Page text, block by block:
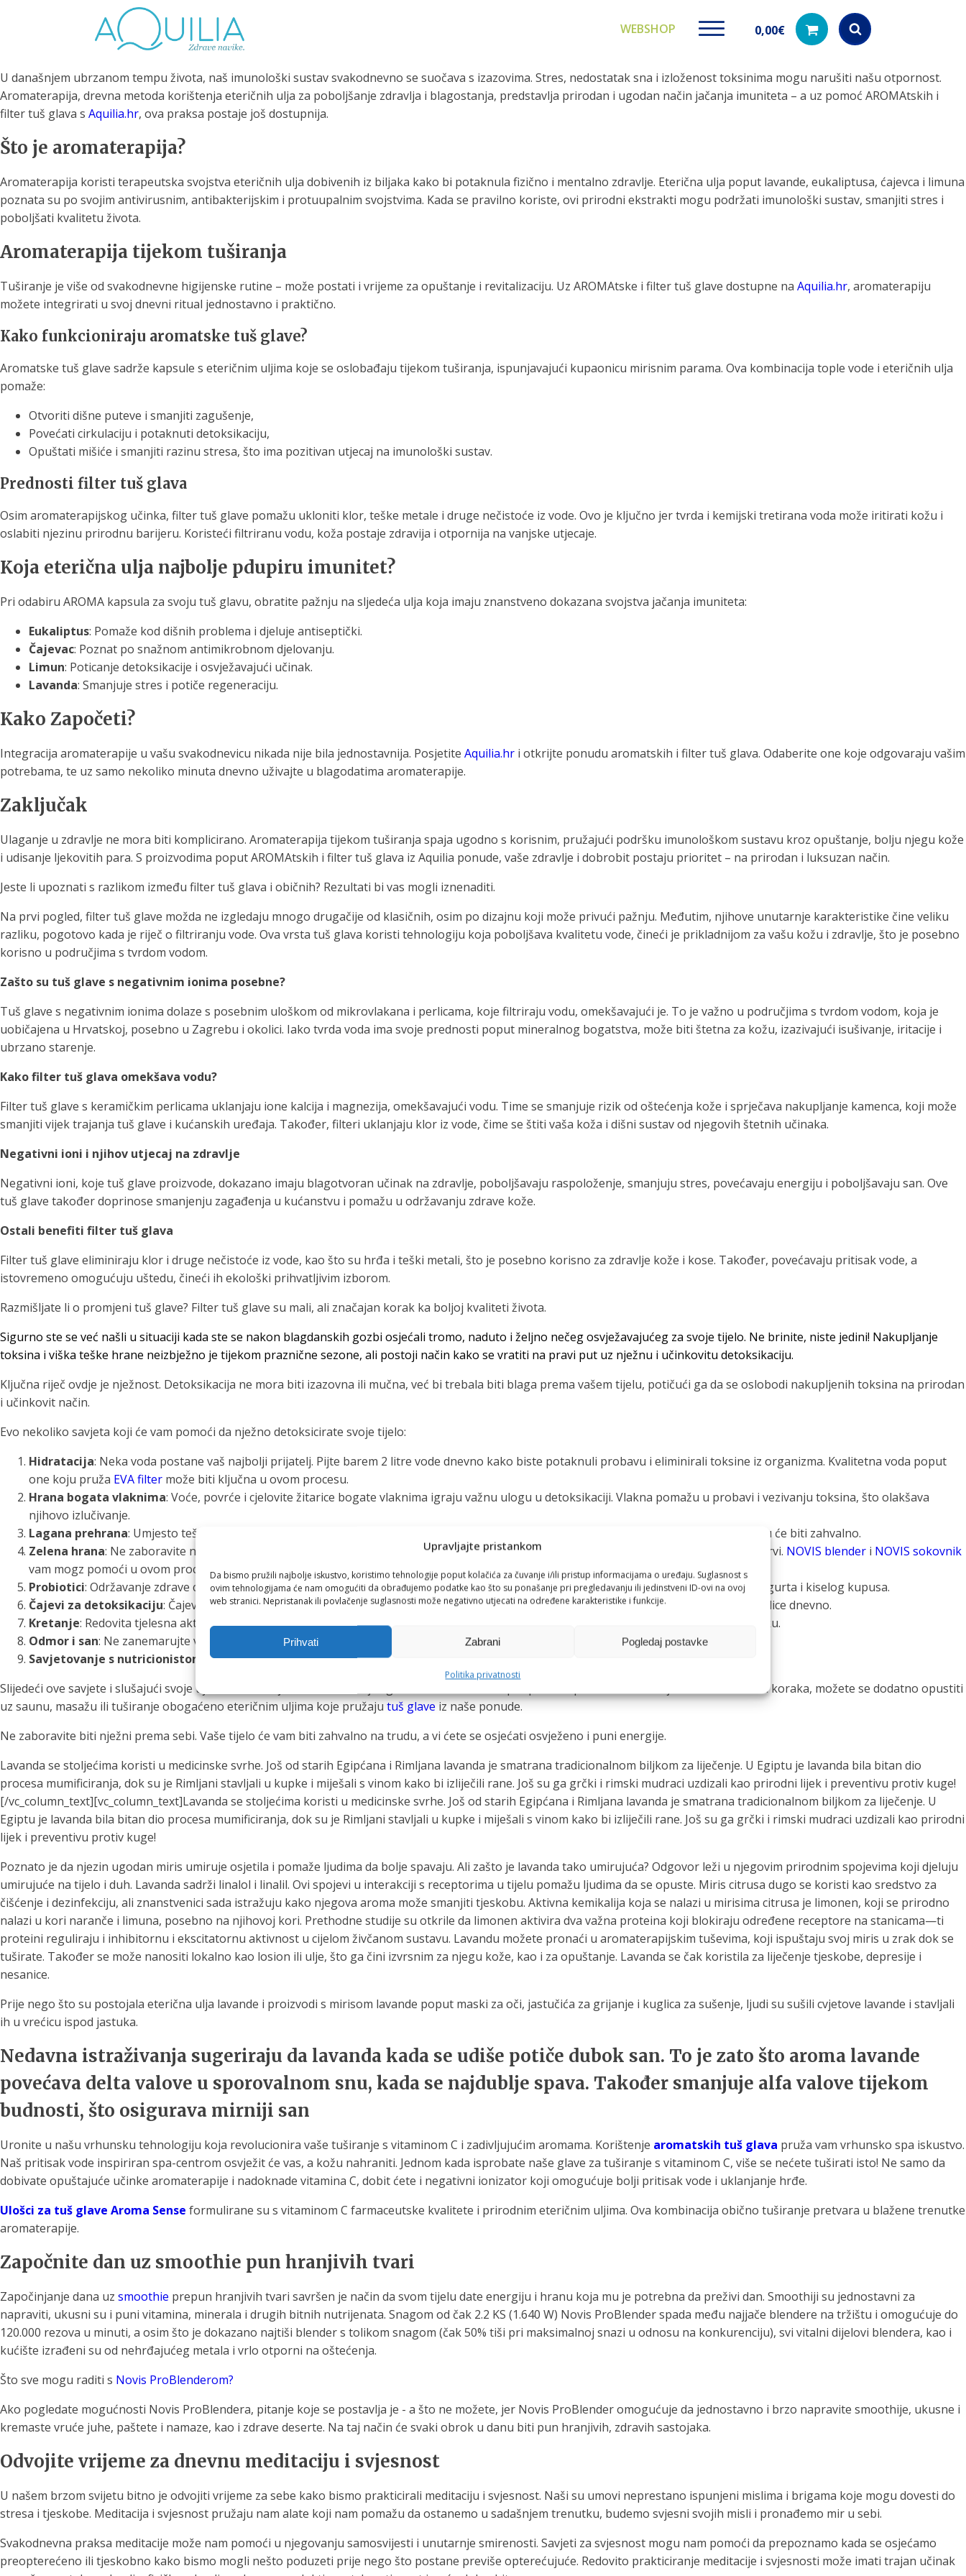
Upravljajte pristankom
Da bismo pružili najbolje iskustvo, koristimo tehnologije poput kolačića za čuvanje i/ili pristup informacijama o uređaju. Suglasnost s
ovim tehnologijama će nam omogućiti da obrađujemo podatke kao što su ponašanje pri pregledavanju ili jedinstveni ID-ovi na ovoj
web stranici. Nepristanak ili povlačenje suglasnosti može negativno utjecati na određene karakteristike i funkcije.
Prihvati Zabrani Pogledaj postavke
Politika privatnosti
WEBSHOP 0,00€
Products
search
U današnjem ubrzanom tempu života, naš imunološki sustav svakodnevno se suočava s izazovima. Stres, nedostatak sna i izloženost toksinima mogu narušiti našu otpornost.
Aromaterapija, drevna metoda korištenja eteričnih ulja za poboljšanje zdravlja i blagostanja, predstavlja prirodan i ugodan način jačanja imuniteta – a uz pomoć AROMAtskih i
filter tuš glava s Aquilia.hr, ova praksa postaje još dostupnija.
Što je aromaterapija?
Aromaterapija koristi terapeutska svojstva eteričnih ulja dobivenih iz biljaka kako bi potaknula fizično i mentalno zdravlje. Eterična ulja poput lavande, eukaliptusa, ćajevca i limuna
poznata su po svojim antivirusnim, antibakterijskim i protuupalnim svojstvima. Kada se pravilno koriste, ovi prirodni ekstrakti mogu podržati imunološki sustav, smanjiti stres i
poboljšati kvalitetu života.
Aromaterapija tijekom tuširanja
Tuširanje je više od svakodnevne higijenske rutine – može postati i vrijeme za opuštanje i revitalizaciju. Uz AROMAtske i filter tuš glave dostupne na Aquilia.hr, aromaterapiju
možete integrirati u svoj dnevni ritual jednostavno i praktično.
Kako funkcioniraju aromatske tuš glave?
Aromatske tuš glave sadrže kapsule s eteričnim uljima koje se oslobađaju tijekom tuširanja, ispunjavajući kupaonicu mirisnim parama. Ova kombinacija tople vode i eteričnih ulja
pomaže:
Otvoriti dišne puteve i smanjiti zagušenje,
Povećati cirkulaciju i potaknuti detoksikaciju,
Opuštati mišiće i smanjiti razinu stresa, što ima pozitivan utjecaj na imunološki sustav.
Prednosti filter tuš glava
Osim aromaterapijskog učinka, filter tuš glave pomažu ukloniti klor, teške metale i druge nečistoće iz vode. Ovo je ključno jer tvrda i kemijski tretirana voda može iritirati kožu i
oslabiti njezinu prirodnu barijeru. Koristeći filtriranu vodu, koža postaje zdravija i otpornija na vanjske utjecaje.
Koja eterična ulja najbolje pdupiru imunitet?
Pri odabiru AROMA kapsula za svoju tuš glavu, obratite pažnju na sljedeća ulja koja imaju znanstveno dokazana svojstva jačanja imuniteta:
Eukaliptus: Pomaže kod dišnih problema i djeluje antiseptički.
Čajevac: Poznat po snažnom antimikrobnom djelovanju.
Limun: Poticanje detoksikacije i osvježavajući učinak.
Lavanda: Smanjuje stres i potiče regeneraciju.
Kako Započeti?
Integracija aromaterapije u vašu svakodnevicu nikada nije bila jednostavnija. Posjetite Aquilia.hr i otkrijte ponudu aromatskih i filter tuš glava. Odaberite one koje odgovaraju vašim
potrebama, te uz samo nekoliko minuta dnevno uživajte u blagodatima aromaterapije.
Zaključak
Ulaganje u zdravlje ne mora biti komplicirano. Aromaterapija tijekom tuširanja spaja ugodno s korisnim, pružajući podršku imunološkom sustavu kroz opuštanje, bolju njegu kože
i udisanje ljekovitih para. S proizvodima poput AROMAtskih i filter tuš glava iz Aquilia ponude, vaše zdravlje i dobrobit postaju prioritet – na prirodan i luksuzan način.
Jeste li upoznati s razlikom između filter tuš glava i običnih? Rezultati bi vas mogli iznenaditi.
Na prvi pogled, filter tuš glave možda ne izgledaju mnogo drugačije od klasičnih, osim po dizajnu koji može privući pažnju. Međutim, njihove unutarnje karakteristike čine veliku
razliku, pogotovo kada je riječ o filtriranju vode. Ova vrsta tuš glava koristi tehnologiju koja poboljšava kvalitetu vode, čineći je prikladnijom za vašu kožu i zdravlje, što je posebno
korisno u područjima s tvrdom vodom.
Zašto su tuš glave s negativnim ionima posebne?
Tuš glave s negativnim ionima dolaze s posebnim uloškom od mikrovlakana i perlicama, koje filtriraju vodu, omekšavajući je. To je važno u područjima s tvrdom vodom, koja je
uobičajena u Hrvatskoj, posebno u Zagrebu i okolici. Iako tvrda voda ima svoje prednosti poput mineralnog bogatstva, može biti štetna za kožu, izazivajući isušivanje, iritacije i
ubrzano starenje.
Kako filter tuš glava omekšava vodu?
Filter tuš glave s keramičkim perlicama uklanjaju ione kalcija i magnezija, omekšavajući vodu. Time se smanjuje rizik od oštećenja kože i sprječava nakupljanje kamenca, koji može
smanjiti vijek trajanja tuš glave i kućanskih uređaja. Također, filteri uklanjaju klor iz vode, čime se štiti vaša koža i dišni sustav od njegovih štetnih učinaka.
Negativni ioni i njihov utjecaj na zdravlje
Negativni ioni, koje tuš glave proizvode, dokazano imaju blagotvoran učinak na zdravlje, poboljšavaju raspoloženje, smanjuju stres, povećavaju energiju i poboljšavaju san. Ove
tuš glave također doprinose smanjenju zagađenja u kućanstvu i pomažu u održavanju zdrave kože.
Ostali benefiti filter tuš glava
Filter tuš glave eliminiraju klor i druge nečistoće iz vode, kao što su hrđa i teški metali, što je posebno korisno za zdravlje kože i kose. Također, povećavaju pritisak vode, a
istovremeno omogućuju uštedu, čineći ih ekološki prihvatljivim izborom.
Razmišljate li o promjeni tuš glave? Filter tuš glave su mali, ali značajan korak ka boljoj kvaliteti života.
Sigurno ste se već našli u situaciji kada ste se nakon blagdanskih gozbi osjećali tromo, naduto i željno nečeg osvježavajućeg za svoje tijelo. Ne brinite, niste jedini! Nakupljanje
toksina i viška teške hrane neizbježno je tijekom praznične sezone, ali postoji način kako se vratiti na pravi put uz nježnu i učinkovitu detoksikaciju.
Ključna riječ ovdje je nježnost. Detoksikacija ne mora biti izazovna ili mučna, već bi trebala biti blaga prema vašem tijelu, potičući ga da se oslobodi nakupljenih toksina na prirodan
i učinkovit način.
Evo nekoliko savjeta koji će vam pomoći da nježno detoksicirate svoje tijelo:
Hidratacija: Neka voda postane vaš najbolji prijatelj. Pijte barem 2 litre vode dnevno kako biste potaknuli probavu i eliminirali toksine iz organizma. Kvalitetna voda poput
one koju pruža EVA filter može biti ključna u ovom procesu.
Hrana bogata vlaknima: Voće, povrće i cjelovite žitarice bogate vlaknima igraju važnu ulogu u detoksikaciji. Vlakna pomažu u probavi i vezivanju toksina, što olakšava
njihovo izlučivanje.
Lagana prehrana: Umjesto teške i prerađene hrane, usredotočite se na lagane obroke bogate proteinima, voćem i povrćem. Vašem tijelu će biti zahvalno.
Zelena hrana: Ne zaboravite na zelenu hranu poput brokule, kelja i špinata. Oni su bogati klorofilom, koji pomaže u detoksikaciji jetre i krvi. NOVIS blender i NOVIS sokovnik
vam mogz pomoći u ovom procesu.
Probiotici: Održavanje zdrave crijevne flore ključno je za detoksikaciju. Konzumirajte probiotičke dodatke ili fermentiranu hranu poput jogurta i kiselog kupusa.
Čajevi za detoksikaciju: Čajevi od maslačka, koprive, žafrana i nane mogu biti odlični saveznici u vašem putu detoksikacije. Pijte ih 2-3 šalice dnevno.
Kretanje: Redovita tjelesna aktivnost potiče cirkulaciju i eliminaciju toksina. Samo 30 minuta vježbanja dnevno može napraviti veliku razliku.
Odmor i san: Ne zanemarujte važnost dobrog sna. Dajte svom tijelu dovoljno vremena za regeneraciju.
Savjetovanje s nutricionistom
: Za personalizirani pristup detoksikaciji i prehrani, obratite se stručnjaku.
Slijedeći ove savjete i slušajući svoje tijelo, možete nježno očistiti svoj organizam i vratiti se na put prema optimalnom zdravlju. Osim navedenih koraka, možete se dodatno opustiti
uz saunu, masažu ili tuširanje obogaćeno eteričnim uljima koje pružajutuš glaveiz naše ponude.
Ne zaboravite biti nježni prema sebi. Vaše tijelo će vam biti zahvalno na trudu, a vi ćete se osjećati osvježeno i puni energije.
Lavanda se stoljećima koristi u medicinske svrhe. Još od starih Egipćana i Rimljana lavanda je smatrana tradicionalnom biljkom za liječenje. U Egiptu je lavanda bila bitan dio
procesa mumificiranja, dok su je Rimljani stavljali u kupke i miješali s vinom kako bi izliječili rane. Još su ga grčki i rimski mudraci uzdizali kao prirodni lijek i preventivu protiv kuge!
[/vc_column_text][vc_column_text]Lavanda se stoljećima koristi u medicinske svrhe. Još od starih Egipćana i Rimljana lavanda je smatrana tradicionalnom biljkom za liječenje. U
Egiptu je lavanda bila bitan dio procesa mumificiranja, dok su je Rimljani stavljali u kupke i miješali s vinom kako bi izliječili rane. Još su ga grčki i rimski mudraci uzdizali kao prirodni
lijek i preventivu protiv kuge!
Poznato je da njezin ugodan miris umiruje osjetila i pomaže ljudima da bolje spavaju. Ali zašto je lavanda tako umirujuća? Odgovor leži u njegovim prirodnim spojevima koji djeluju
umirujuće na tijelo i duh. Lavanda sadrži linalol i linalil. Ovi spojevi u interakciji s receptorima u tijelu pomažu ljudima da se opuste. Miris citrusa dugo se koristi kao sredstvo za
čišćenje i dezinfekciju, ali znanstvenici sada istražuju kako njegova aroma može smanjiti tjeskobu. Aktivna kemikalija koja se nalazi u mirisima citrusa je limonen, koji se prirodno
nalazi u kori naranče i limuna, posebno na njihovoj kori. Prethodne studije su otkrile da limonen aktivira dva važna proteina koji blokiraju određene receptore na stanicama—ti
proteini reguliraju i inhibitornu i ekscitatornu aktivnost u cijelom živčanom sustavu. Lavandu možete pronaći u aromaterapijskim tuševima, koji ispuštaju svoj miris u zrak dok se
tuširate. Također se može nanositi lokalno kao losion ili ulje, što ga čini izvrsnim za njegu kože, kao i za opuštanje. Lavanda se čak koristila za liječenje tjeskobe, depresije i
nesanice.
Prije nego što su postojala eterična ulja lavande i proizvodi s mirisom lavande poput maski za oči, jastučića za grijanje i kuglica za sušenje, ljudi su sušili cvjetove lavande i stavljali
ih u vrećicu ispod jastuka.
Nedavna istraživanja sugeriraju da lavanda kada se udiše potiče dubok san. To je zato što aroma lavande
povećava delta valove u sporovalnom snu, kada se najdublje spava. Također smanjuje alfa valove tijekom
budnosti, što osigurava mirniji san
Uronite u našu vrhunsku tehnologiju koja revolucionira vaše tuširanje s vitaminom C i zadivljujućim aromama. Korištenje aromatskih tuš glava pruža vam vrhunsko spa iskustvo.
Naš pritisak vode inspiriran spa-centrom osvježit će vas, a kožu nahraniti. Jednom kada isprobate naše glave za tuširanje s vitaminom C, više se nećete tuširati isto! Ne samo da
dobivate opuštajuće učinke aromaterapije i nadoknade vitamina C, dobit ćete i negativni ionizator koji omogućuje bolji pritisak vode i uklanjanje hrđe.
Ulošci za tuš glave Aroma Sense formulirane su s vitaminom C farmaceutske kvalitete i prirodnim eteričnim uljima. Ova kombinacija obično tuširanje pretvara u blažene trenutke
aromaterapije.
Započnite dan uz smoothie pun hranjivih tvari
Započinjanje dana uz smoothie prepun hranjivih tvari savršen je način da svom tijelu date energiju i hranu koja mu je potrebna da preživi dan. Smoothiji su jednostavni za
napraviti, ukusni su i puni vitamina, minerala i drugih bitnih nutrijenata. Snagom od čak 2.2 KS (1.640 W) Novis ProBlender spada među najjače blendere na tržištu i omogućuje do
120.000 rezova u minuti, a osim što je dokazano najtiši blender s tolikom snagom (čak 50% tiši pri maksimalnoj snazi u odnosu na konkurenciju), svi vitalni dijelovi blendera, kao i
kućište izrađeni su od nehrđajućeg metala i vrlo otporni na oštećenja.
Što sve mogu raditi s Novis ProBlenderom?
Ako pogledate mogućnosti Novis ProBlendera, pitanje koje se postavlja je - a što ne možete, jer Novis ProBlender omogućuje da jednostavno i brzo napravite smoothije, ukusne i
kremaste vruće juhe, paštete i namaze, kao i zdrave deserte. Na taj način će svaki obrok u danu biti pun hranjivih, zdravih sastojaka.
Odvojite vrijeme za dnevnu meditaciju i svjesnost
U našem brzom svijetu bitno je odvojiti vrijeme za sebe kako bismo prakticirali meditaciju i svjesnost. Naši su umovi neprestano ispunjeni mislima i brigama koje mogu dovesti do
stresa i tjeskobe. Meditacija i svjesnost pružaju nam alate koji nam pomažu da ostanemo u sadašnjem trenutku, budemo svjesni svojih misli i pronađemo mir u sebi.
Svakodnevna praksa meditacije može nam pomoći u njegovanju samosvijesti i unutarnje smirenosti. Savjeti za svjesnost mogu nam pomoći da prepoznamo kada se osjećamo
preopterećeno ili tjeskobno kako bismo mogli nešto poduzeti prije nego što postane previše opterećujuće. Redovito prakticiranje meditacije i svjesnosti može imati trajan učinak
filtriranje vode za
tuširanje
vode
Potpuno prijenosno rješenje
za sigurnu i čistu vodu za piće
vode
Potpuno prijenosno rješenje
Zamjenski dijelovi za naše
proizvode
Proizvodi na akciji
vodu
Učinkovito filtriranje vode iz
Kod nas